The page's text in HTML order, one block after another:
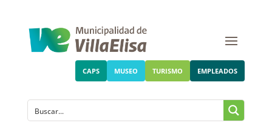
CAPS MUSEO TURISMO EMPLEADOS